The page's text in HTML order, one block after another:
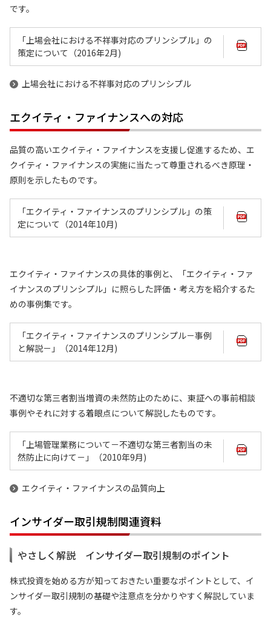
です。
「上場会社における不祥事対応のプリンシプル」の
策定について（2016年2月)
上場会社における不祥事対応のプリンシプル
エクイティ・ファイナンスへの対応
品質の高いエクイティ・ファイナンスを支援し促進するため、エ
クイティ・ファイナンスの実施に当たって尊重されるべき原理・
原則を示したものです。
「エクイティ・ファイナンスのプリンシプル」の策
定について（2014年10月)
エクイティ・ファイナンスの具体的事例と、「エクイティ・ファ
イナンスのプリンシプル」に照らした評価・考え方を紹介するた
めの事例集です。
「エクイティ・ファイナンスのプリンシプル－事例
と解説－」（2014年12月)
不適切な第三者割当増資の未然防止のために、東証への事前相談
事例やそれに対する着眼点について解説したものです。
「上場管理業務について－不適切な第三者割当の未
然防止に向けて－」（2010年9月)
エクイティ・ファイナンスの品質向上
インサイダー取引規制関連資料
やさしく解説 インサイダー取引規制のポイント
株式投資を始める方が知っておきたい重要なポイントとして、イ
ンサイダー取引規制の基礎や注意点を分かりやすく解説していま
す。